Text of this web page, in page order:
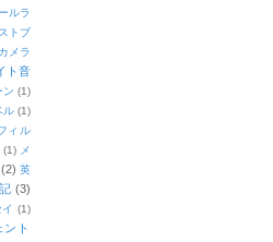
ルラ
トブ
メラ
ト音
ン (1)
ル (1)
ィル
(1) メ
(2) 英
(3)
(1)
ント